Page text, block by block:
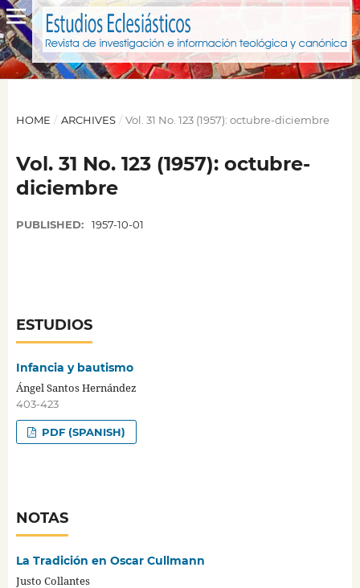
HOME / ARCHIVES / Vol. 31 No. 123 (1957): octubre-diciembre
Vol. 31 No. 123 (1957): octubre-
diciembre
PUBLISHED: 1957-10-01
ESTUDIOS
Infancia y bautismo
Ángel Santos Hernández
403-423
PDF (SPANISH)
NOTAS
La Tradición en Oscar Cullmann
Justo Collantes